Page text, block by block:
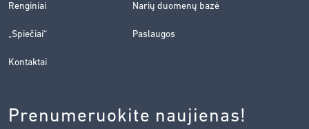
Renginiai Narių duomenų bazė
„Spiečiai“ Paslaugos
Kontaktai
Prenumeruokite naujienas!